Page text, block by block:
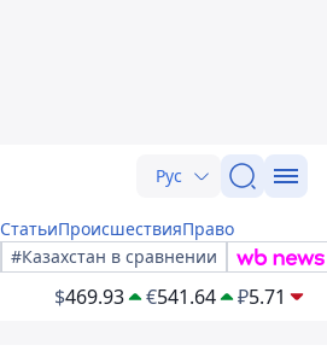
Рус
СтатьиПроисшествияПраво
#Казахстан в сравнении
$469.93 €541.64 ₽5.71